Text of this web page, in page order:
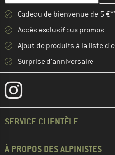
Cadeau de bienvenue de 5
Accès exclusif aux promos
Ajout de produits à la liste
Surprise d'anniversaire
SERVICE CLIENTÈLE
À PROPOS DES ALPINISTES